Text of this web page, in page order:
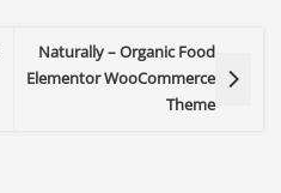
Naturally – Organic Food
Elementor WooCommerce
Theme